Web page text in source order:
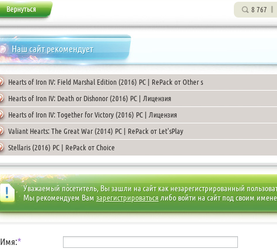
8 767
Наш сайт рекомендует
Hearts of Iron IV: Field Marshal Edition (2016) PC | RePack от Other s
Hearts of Iron IV: Death or Dishonor (2016) PC | Лицензия
Hearts of Iron IV: Together for Victory (2016) PC | Лицензия
Valiant Hearts: The Great War (2014) РС | RePack от Let'sPlay
Stellaris (2016) PC | RePack от Choice
Уважаемый посетитель, Вы зашли на сайт как незарегистрированный
Мы рекомендуем Вам зарегистрироватьсялибо войти на сайт под своим
Имя:*